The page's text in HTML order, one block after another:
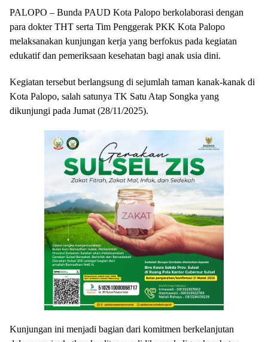
PALOPO – Bunda PAUD Kota Palopo berkolaborasi dengan
para dokter THT serta Tim Penggerak PKK Kota Palopo
melaksanakan kunjungan kerja yang berfokus pada kegiatan
edukatif dan pemeriksaan kesehatan bagi anak usia dini.
Kegiatan tersebut berlangsung di sejumlah taman kanak-kanak di
Kota Palopo, salah satunya TK Satu Atap Songka yang
dikunjungi pada Jumat (28/11/2025).
Kunjungan ini menjadi bagian dari komitmen berkelanjutan